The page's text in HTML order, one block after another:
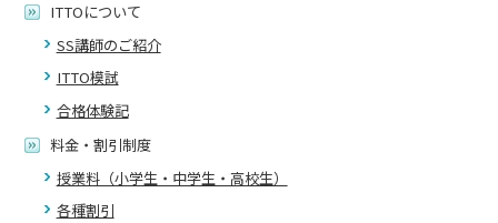
ITTOについて
SS講師のご紹介
ITTO模試
合格体験記
料金・割引制度
授業料（小学生・中学生・高校生）
各種割引